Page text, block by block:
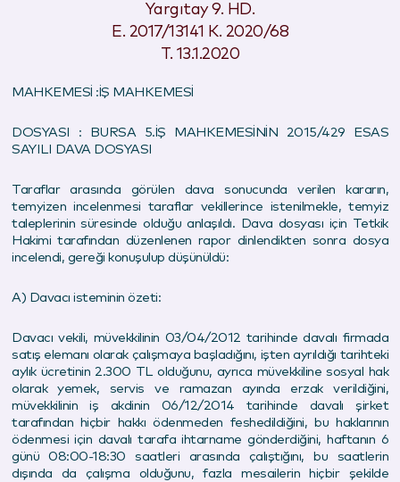
Yargıtay 9. HD.
E. 2017/13141 K. 2020/68
T. 13.1.2020
MAHKEMESİ :İŞ MAHKEMESİ
DOSYASI : BURSA 5.İŞ MAHKEMESİNİN 2015/429 ESAS
SAYILI DAVA DOSYASI
Taraflar arasında görülen dava sonucunda verilen kararın,
temyizen incelenmesi taraflar vekillerince istenilmekle, temyiz
taleplerinin süresinde olduğu anlaşıldı. Dava dosyası için Tetkik
Hakimi tarafından düzenlenen rapor dinlendikten sonra dosya
incelendi, gereği konuşulup düşünüldü:
A) Davacı isteminin özeti:
Davacı vekili, müvekkilinin 03/04/2012 tarihinde davalı firmada
satış elemanı olarak çalışmaya başladığını, işten ayrıldığı tarihteki
aylık ücretinin 2.300 TL olduğunu, ayrıca müvekkiline sosyal hak
olarak yemek, servis ve ramazan ayında erzak verildiğini,
müvekkilinin iş akdinin 06/12/2014 tarihinde davalı şirket
tarafından hiçbir hakkı ödenmeden feshedildiğini, bu haklarının
ödenmesi için davalı tarafa ihtarname gönderdiğini, haftanın 6
günü 08:00-18:30 saatleri arasında çalıştığını, bu saatlerin
dışında da çalışma olduğunu, fazla mesailerin hiçbir şekilde